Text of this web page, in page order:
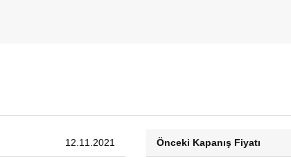
12.11.2021 Önceki Kapanış Fiyatı